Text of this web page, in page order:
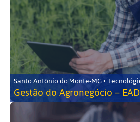
Gestão do Agronegócio – EAD